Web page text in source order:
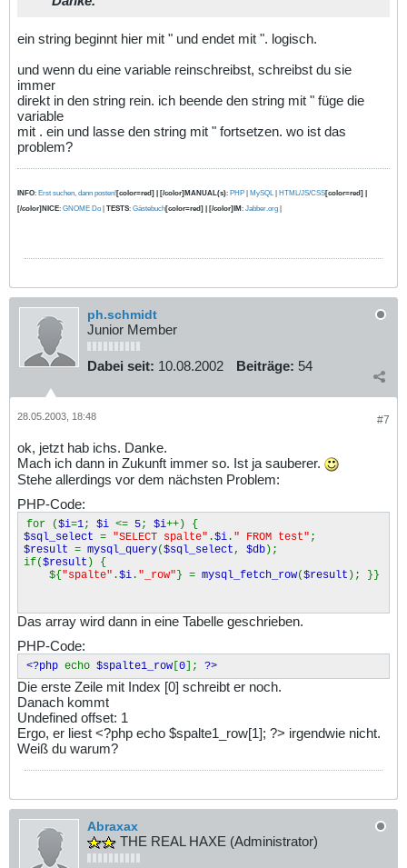
ein string beginnt hier mit " und endet mit ". logisch.
und wenn du eine variable reinschreibst, schreibst du sie
immer
direkt in den string rein. ich beende den string mit " füge die
variable
mit . ein und lasse den string mit " fortsetzen. wo ist das
problem?
INFO: Erst suchen, dann posten![color=red] | [/color]MANUAL(s): PHP MySQL HTML/JS/CSS[color=red] |
[/color]NICE: GNOME Do TESTS: Gästebuch[color=red] | [/color]IM : Jabber.org
ph.schmidt
Junior Member
Dabei seit: 10.08.2002 Beiträge: 54
#7
28.05.2003, 18:48
ok, jetzt hab ichs. Danke.
Mach ich dann in Zukunft immer so. Ist ja sauberer.
Stehe allerdings vor dem nächsten Problem:
PHP-Code:
for ($i=1; $i <= 5; $i++) {
$sql_select = "SELECT spalte" .$i . " FROM test" ;
$result = mysql_query($sql_select , $db);
if($result ) {
${"spalte" .$i . "_row"} = mysql_fetch_row($result ); }}
Das array wird dann in eine Tabelle geschrieben.
PHP-Code:
<?php echo $spalte1_row [0]; ?>
Die erste Zeile mit Index [0] schreibt er noch.
Danach kommt
Undefined offset: 1
Ergo, er liest <?php echo $spalte1_row[1]; ?> irgendwie nicht.
Weiß du warum?
Abraxax
THE REAL HAXE (Administrator)